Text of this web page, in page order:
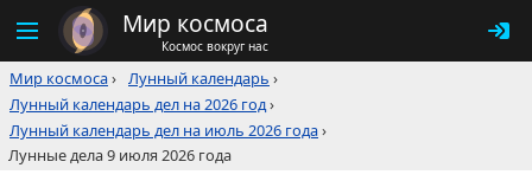
Мир космоса
Космос вокруг нас
Мир космоса› Лунный календарь ›
Лунный календарь дел на 2026 год›
Лунный календарь дел на июль 2026 года›
Лунные дела 9 июля 2026 года